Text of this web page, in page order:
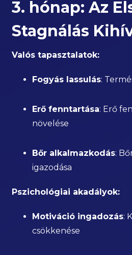
3. hónap: Az
Stagnálás
Valós tapasztalatok:
Fogyás lassulás:
Erő fenntartása: Erő
növelése
Bőr alkalmazkodás:
igazodása
Pszichológiai akadályok:
Motiváció ingadozás:
csökkenése